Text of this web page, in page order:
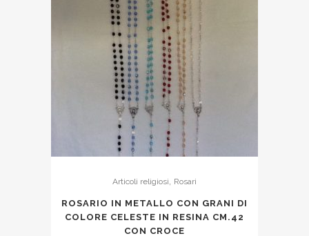
Articoli religiosi Rosari
ROSARIO IN METALLO CON GRANI DI
COLORE CELESTE IN RESINA CM.42
CON CROCE